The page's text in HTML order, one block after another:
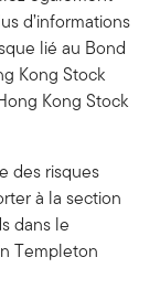
d’informations
lié au Bond
Kong Stock
Kong Stock
des risques
à la section
dans le
Templeton